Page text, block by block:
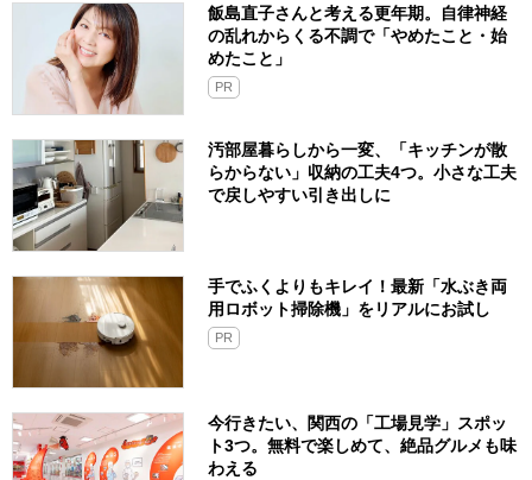
飯島直子さんと考える更年期。自律神経
の乱れからくる不調で「やめたこと・始
めたこと」
PR
汚部屋暮らしから一変、「キッチンが散
らからない」収納の工夫4つ。小さな工夫
で戻しやすい引き出しに
手でふくよりもキレイ！最新「水ぶき両
用ロボット掃除機」をリアルにお試し
PR
今行きたい、関西の「工場見学」スポッ
ト3つ。無料で楽しめて、絶品グルメも味
わえる